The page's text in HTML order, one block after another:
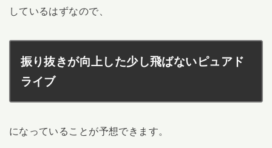
しているはずなので、
振り抜きが向上した少し飛ばないピュアド
ライブ
になっていることが予想できます。